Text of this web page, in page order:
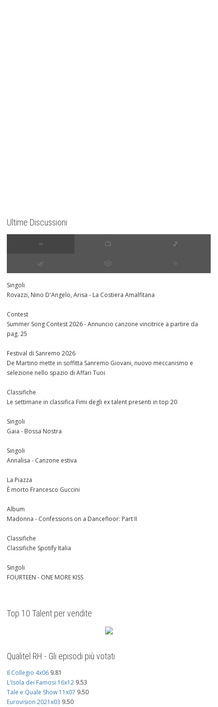
Ultime Discussioni
∞ 📺 🎵
🌿 🎲 ⭐️
Singoli
Rovazzi, Nino D'Angelo, Arisa - La Costiera Amalfitana
Contest
Summer Song Contest 2026 - Annuncio canzone vincitrice a partire da
pag. 25
Festival di Sanremo 2026
De Martino mette in soffitta Sanremo Giovani, nuovo meccanismo e
selezione nello spazio di Affari Tuoi
Classifiche
Le settimane in classifica Fimi degli ex talent presenti in top 20
Singoli
Gaia - Bossa Nostra
Singoli
Annalisa - Canzone estiva
La Piazza
È morto Francesco Guccini
Album
Madonna - Confessions on a Dancefloor: Part II
Classifiche
Classifiche Spotify Italia
Singoli
FOURTEEN - ONE MORE KISS
Top 10 Talent per vendite
Qualitel RH - Gli episodi più votati
Il Collegio 4x06 9.81
L'Isola dei Famosi 16x12 9.53
Tale e Quale Show 11x07 9.50
Eurovision 2021x03 9.50